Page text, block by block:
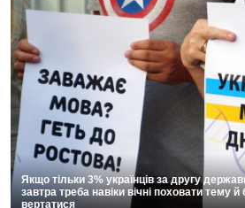
Якщо тільки 3% українців за другу
завтра треба навіки вічні поховати тему
вертатися